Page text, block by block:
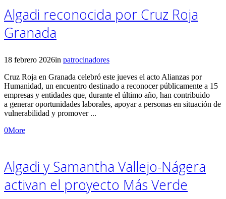
Algadi reconocida por Cruz Roja
Granada
18 febrero 2026in patrocinadores
Cruz Roja en Granada celebró este jueves el acto Alianzas por
Humanidad, un encuentro destinado a reconocer públicamente a 15
empresas y entidades que, durante el último año, han contribuido
a generar oportunidades laborales, apoyar a personas en situación de
vulnerabilidad y promover ...
0More
Algadi y Samantha Vallejo-Nágera
activan el proyecto Más Verde